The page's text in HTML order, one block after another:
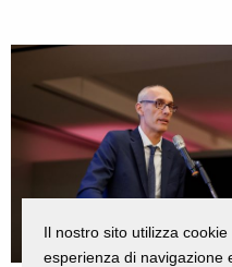
Il nostro sito utilizza
esperienza di navigazione